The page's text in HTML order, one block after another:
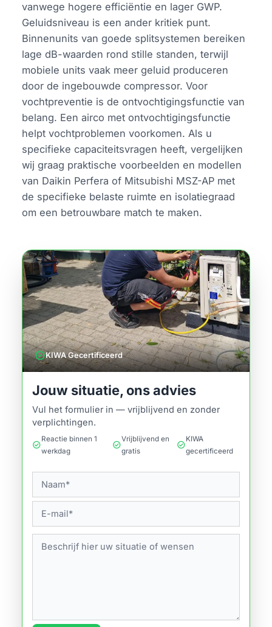
vanwege hogere efficiëntie en lager GWP.
Geluidsniveau is een ander kritiek punt.
Binnenunits van goede splitsystemen bereiken
lage dB-waarden rond stille standen, terwijl
mobiele units vaak meer geluid produceren
door de ingebouwde compressor. Voor
vochtpreventie is de ontvochtigingsfunctie van
belang. Een airco met ontvochtigingsfunctie
helpt vochtproblemen voorkomen. Als u
specifieke capaciteitsvragen heeft, vergelijken
wij graag praktische voorbeelden en modellen
van Daikin Perfera of Mitsubishi MSZ-AP met
de specifieke belaste ruimte en isolatiegraad
om een betrouwbare match te maken.
verifiedKIWA Gecertificeerd
Jouw situatie, ons advies
Vul het formulier in — vrijblijvend en zonder
verplichtingen.
check_circle
Reactie binnen 1
werkdag
check_circle
Vrijblijvend en
gratis
check_circle
KIWA
gecertificeerd